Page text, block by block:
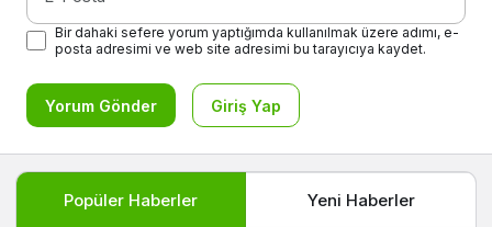
Bir dahaki sefere yorum yaptığımda kullanılmak üzere adımı, e-
posta adresimi ve web site adresimi bu tarayıcıya kaydet.
Yorum Gönder Giriş Yap
Popüler Haberler Yeni Haberler